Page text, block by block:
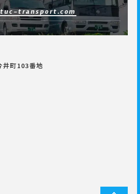
transport.com
井町103番地